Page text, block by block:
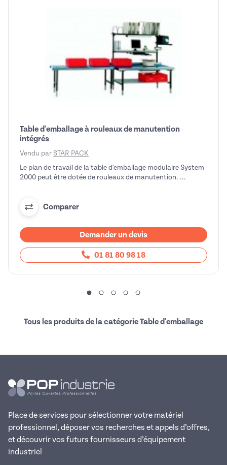
Table d'emballage à rouleaux de manutention
intégrés
Vendu par STAR PACK
Le plan de travail de la table d'emballage modulaire System
2000 peut être dotée de rouleaux de manutention. ...
Comparer
Demander un devis
01 81 80 98 18
Tous les produits de la catégorie Table d'emballage
Place de services pour sélectionner votre matériel
professionnel, déposer vos recherches et appels d’offres,
et découvrir vos futurs fournisseurs d’équipement
industriel